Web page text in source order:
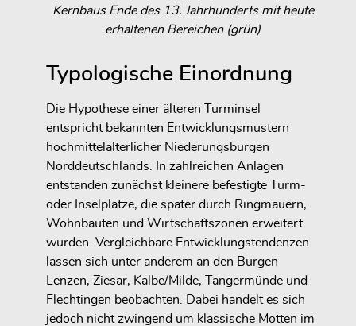
Kernbaus Ende des 13. Jahrhunderts mit heute
erhaltenen Bereichen (grün)
Typologische Einordnung
Die Hypothese einer älteren Turminsel
entspricht bekannten Entwicklungsmustern
hochmittelalterlicher Niederungsburgen
Norddeutschlands. In zahlreichen Anlagen
entstanden zunächst kleinere befestigte Turm-
oder Inselplätze, die später durch Ringmauern,
Wohnbauten und Wirtschaftszonen erweitert
wurden. Vergleichbare Entwicklungstendenzen
lassen sich unter anderem an den Burgen
Lenzen, Ziesar, Kalbe/Milde, Tangermünde und
Flechtingen beobachten. Dabei handelt es sich
jedoch nicht zwingend um klassische Motten im